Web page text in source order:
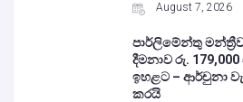
August 7, 2026
පාර්ලිමේන්තු
දීමනාව රු. 179,000
ඉහළට – ආර්චුනා
කරයි